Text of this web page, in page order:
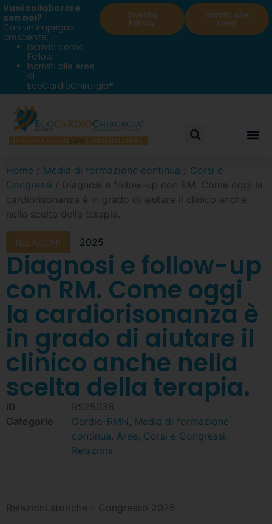
Vuoi collaborare
con noi?
Con un impegno
crescente:
Iscriviti come
Fellow
Iscriviti alle Aree
di
EcoCardioChirurgia®
Diventa
Fellow
Iscriviti alle
Aree!
Home / Media di formazione continua / Corsi e
Congressi / Diagnosi e follow-up con RM. Come oggi la
cardiorisonanza è in grado di aiutare il clinico anche
nella scelta della terapia.
RELAZIONI 2025
Diagnosi e follow-up
con RM. Come oggi
la cardiorisonanza è
in grado di aiutare il
clinico anche nella
scelta della terapia.
ID
RS25038
Categorie
Cardio-RMN, Media di formazione
continua, Aree, Corsi e Congressi,
Relazioni
Relazioni storiche – Congresso 2025